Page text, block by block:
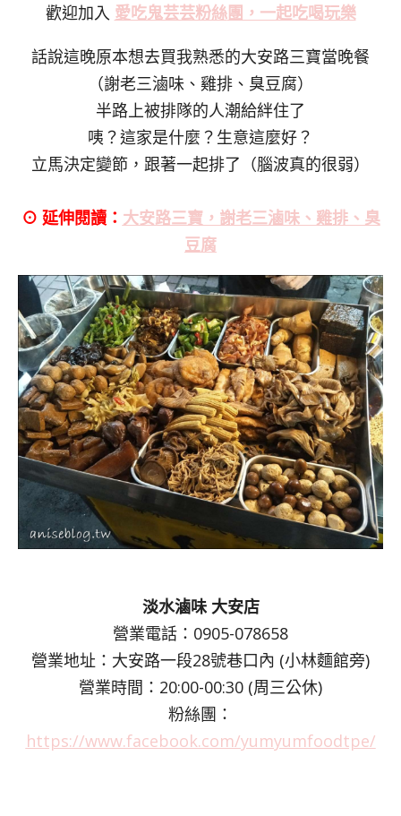
歡迎加入 愛吃鬼芸芸粉絲團，一起吃喝玩樂
話說這晚原本想去買我熟悉的大安路三寶當晚餐
（謝老三滷味、雞排、臭豆腐）
半路上被排隊的人潮給絆住了
咦？這家是什麼？生意這麼好？
立馬決定變節，跟著一起排了（腦波真的很弱）
⊙ 延伸閱讀： 大安路三寶，謝老三滷味、雞排、臭
豆腐
淡水滷味 大安店
營業電話：0905-078658
營業地址：大安路一段28號巷口內 (小林麵館旁)
營業時間：20:00-00:30 (周三公休)
粉絲團：
https://www.facebook.com/yumyumfoodtpe/